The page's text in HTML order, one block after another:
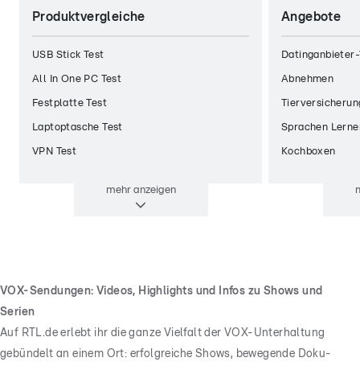
Produktvergleiche
USB Stick Test
All In One PC Test
Festplatte Test
Laptoptasche Test
VPN Test
mehranzeigen
Angebote
Abnehmen
Sprachen
Kochboxen
VOX-Sendungen: Videos, Highlights und Infos zu Shows und
Serien
Auf RTL.de erlebt ihr die ganze Vielfalt der VOX-Unterhaltung
gebündelt an einem Ort: erfolgreiche Shows, bewegende Doku-